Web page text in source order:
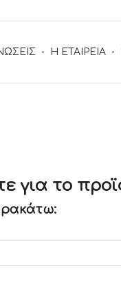
Η ΕΤΑΙΡΕΙΑ
για το